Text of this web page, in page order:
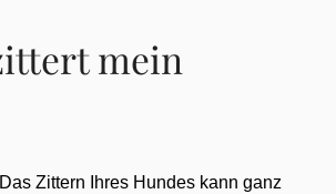
mein
Zittern Ihres Hundes kann ganz